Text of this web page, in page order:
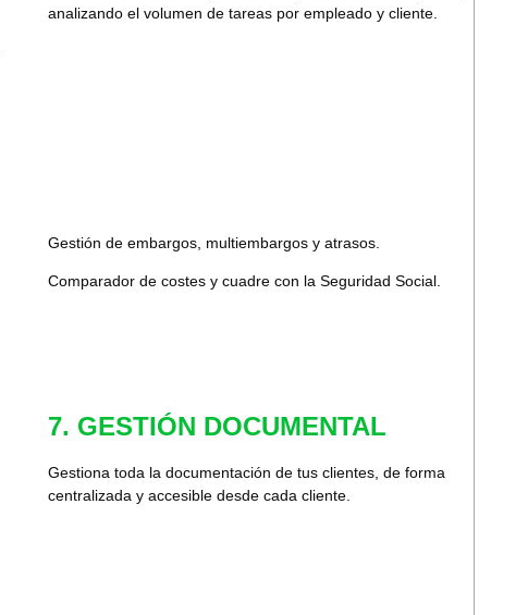
analizando el volumen de tareas por empleado y cliente.
Gestión de embargos, multiembargos y atrasos.
Comparador de costes y cuadre con la Seguridad Social.
7. GESTIÓN DOCUMENTAL
Gestiona toda la documentación de tus clientes, de forma
centralizada y accesible desde cada cliente.